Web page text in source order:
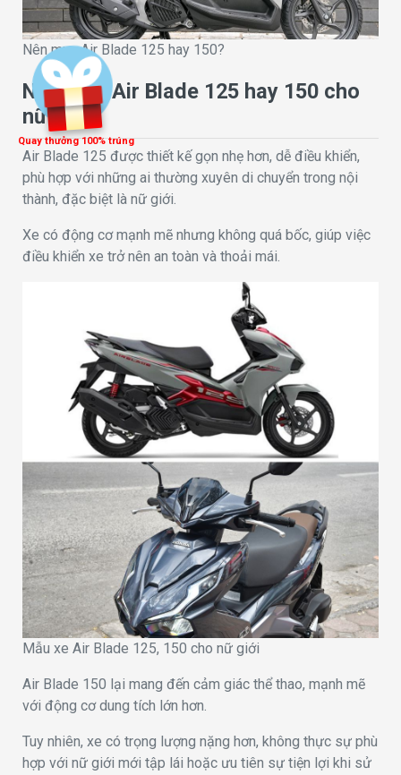
Nên mua Air Blade 125 hay 150?
Nên mua Air Blade 125 hay 150 cho
nữ giới?
Air Blade 125 được thiết kế gọn nhẹ hơn, dễ điều khiển,
phù hợp với những ai thường xuyên di chuyển trong nội
thành, đặc biệt là nữ giới.
Xe có động cơ mạnh mẽ nhưng không quá bốc, giúp việc
điều khiển xe trở nên an toàn và thoải mái.
Mẫu xe Air Blade 125, 150 cho nữ giới
Air Blade 150 lại mang đến cảm giác thể thao, mạnh mẽ
với động cơ dung tích lớn hơn.
Tuy nhiên, xe có trọng lượng nặng hơn, không thực sự phù
hợp với nữ giới mới tập lái hoặc ưu tiên sự tiện lợi khi sử
Quay thưởng 100% trúng